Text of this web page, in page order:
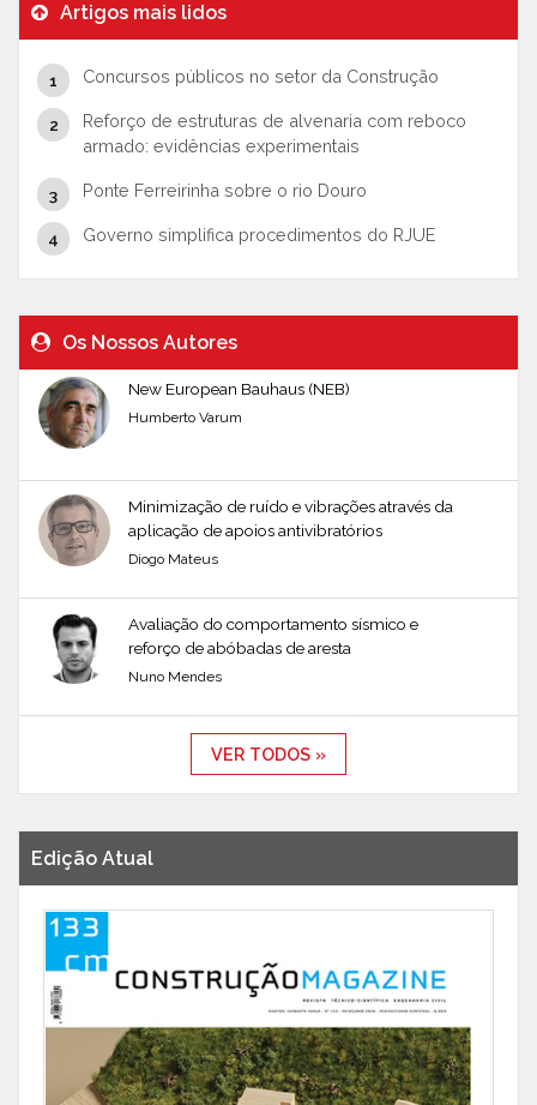
Artigos mais lidos
Concursos públicos no setor da Construção
Reforço de estruturas de alvenaria com reboco
armado: evidências experimentais
Ponte Ferreirinha sobre o rio Douro
Governo simplifica procedimentos do RJUE
Os Nossos Autores
New European Bauhaus (NEB)
Humberto Varum
Minimização de ruído e vibrações através da
aplicação de apoios antivibratórios
Diogo Mateus
Avaliação do comportamento sísmico e
reforço de abóbadas de aresta
Nuno Mendes
VER TODOS »
Edição Atual